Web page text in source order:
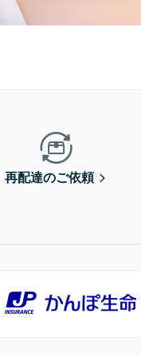
再配達のご依頼